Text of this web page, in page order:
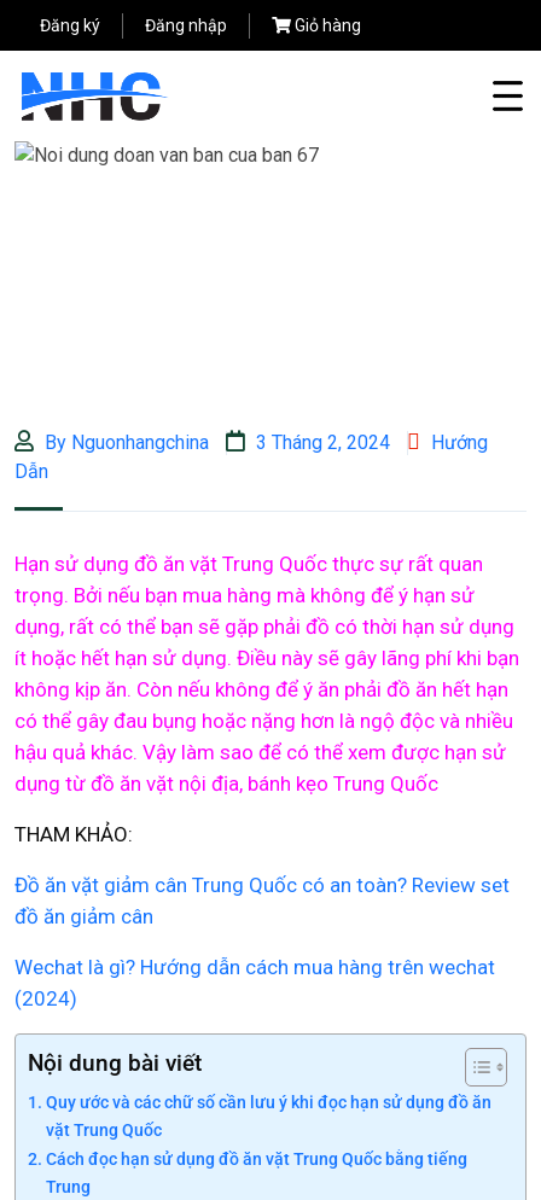
Đăng ký Đăng nhập Giỏ hàng
By Nguonhangchina 3 Tháng 2, 2024
Hướng
Dẫn
Hạn sử dụng đồ ăn vặt Trung Quốc thực sự rất quan
trọng. Bởi nếu bạn mua hàng mà không để ý hạn sử
dụng, rất có thể bạn sẽ gặp phải đồ có thời hạn sử dụng
ít hoặc hết hạn sử dụng. Điều này sẽ gây lãng phí khi bạn
không kịp ăn. Còn nếu không để ý ăn phải đồ ăn hết hạn
có thể gây đau bụng hoặc nặng hơn là ngộ độc và nhiều
hậu quả khác. Vậy làm sao để có thể xem được hạn sử
dụng từ đồ ăn vặt nội địa, bánh kẹo Trung Quốc
THAM KHẢO:
Đồ ăn vặt giảm cân Trung Quốc có an toàn? Review set
đồ ăn giảm cân
Wechat là gì? Hướng dẫn cách mua hàng trên wechat
(2024)
Nội dung bài viết
Quy ước và các chữ số cần lưu ý khi đọc hạn sử dụng đồ ăn
vặt Trung Quốc
Cách đọc hạn sử dụng đồ ăn vặt Trung Quốc bằng tiếng
Trung